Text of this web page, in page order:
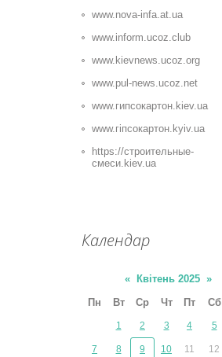
www.nova-infa.at.ua
www.inform.ucoz.club
www.kievnews.ucoz.org
www.pul-news.ucoz.net
www.гипсокартон.kiev.ua
www.гіпсокартон.kyiv.ua
https://строительные-
смеси.kiev.ua
Календар
« Квітень 2025 »
Пн
Вт Ср Чт Пт Сб
1 2 3 4 5
7 8 9 10 11 12